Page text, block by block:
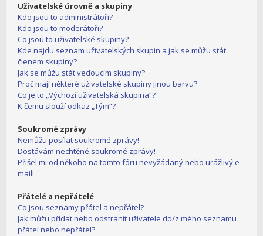
Uživatelské úrovně a skupiny
Kdo jsou to administrátoři?
Kdo jsou to moderátoři?
Co jsou to uživatelské skupiny?
Kde najdu seznam uživatelských skupin a jak se můžu stát
členem skupiny?
Jak se můžu stát vedoucím skupiny?
Proč mají některé uživatelské skupiny jinou barvu?
Co je to „Výchozí uživatelská skupina“?
K čemu slouží odkaz „Tým“?
Soukromé zprávy
Nemůžu posílat soukromé zprávy!
Dostávám nechtěné soukromé zprávy!
Přišel mi od někoho na tomto fóru nevyžádaný nebo urážlivý e-
mail!
Přátelé a nepřátelé
Co jsou seznamy přátel a nepřátel?
Jak můžu přidat nebo odstranit uživatele do/z mého seznamu
přátel nebo nepřátel?